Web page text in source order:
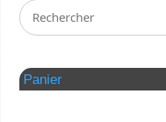
Panier